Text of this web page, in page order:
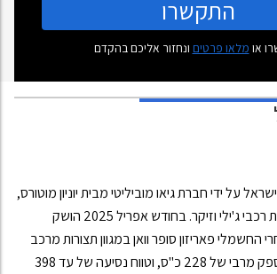
התקשרו
או מלאו פרטים ונחזור אליכם בהקדם
על ידי חברת גיאו מוביליטי מבית יוניון מוטורס,
המשווקת בארץ גם את רכבי ג'ילי וזיקר. בחודש אפריל 2025 הושק
פאריזון סופר וואן במגוון תצורות מרכב
עם מנוע חשמלי בהספק מרבי של 228 כ"ס, וטווח נסיעה של עד 398